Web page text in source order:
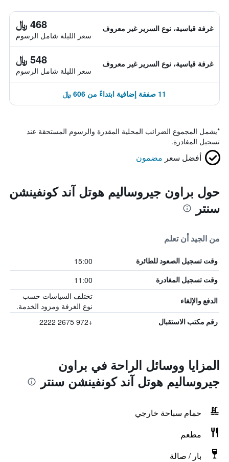
غرفة قياسية، نوع السرير غير معروف 468 ﷼
سعر الليلة شامل الرسوم
غرفة قياسية، نوع السرير غير معروف 548 ﷼
سعر الليلة شامل الرسوم
11 صفقة إضافية ابتداءً من 606 ﷼
*يشمل المجموع الضرائب المحلية المقدرة والرسوم المستحقة عند
تسجيل المغادرة.
أفضل سعر مضمون
حول براون جيروساليم هوتل آند كونفينشن
سنتر
من الجيد أن تعلم
وقت تسجيل الصعود للطائرة 15:00
وقت تسجيل المغادرة 11:00
الدفع والإلغاء
تختلف السياسات حسب
نوع الغرفة ومزود الخدمة.
رقم مكتب الاستقبال +972 2675 2222
المزايا ووسائل الراحة في براون
جيروساليم هوتل آند كونفينشن سنتر
حمام سباحة خارجي
مطعم
بار / صالة